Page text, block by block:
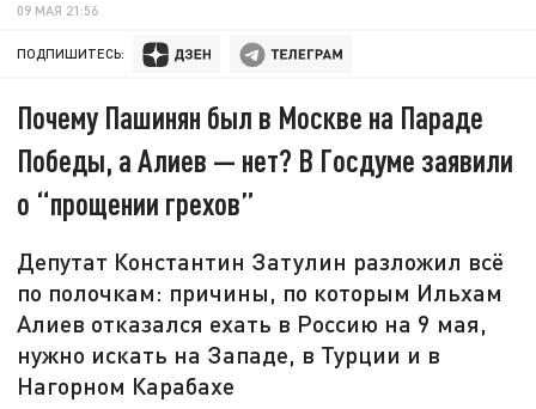
09 МАЯ 21:56
ПОДПИШИТЕСЬ:
Почему Пашинян был в Москве на Параде
Победы, а Алиев — нет? В Госдуме заявили
о “прощении грехов”
Депутат Константин Затулин разложил всё
по полочкам: причины, по которым Ильхам
Алиев отказался ехать в Россию на 9 мая,
нужно искать на Западе, в Турции и в
Нагорном Карабахе